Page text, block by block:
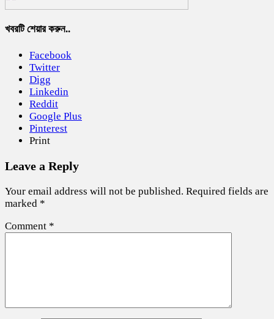
খবরটি শেয়ার করুন..
Facebook
Twitter
Digg
Linkedin
Reddit
Google Plus
Pinterest
Print
Leave a Reply
Your email address will not be published. Required fields are
marked *
Comment *